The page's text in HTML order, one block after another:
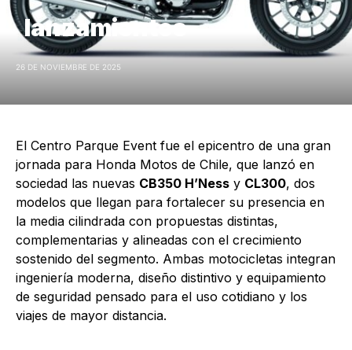
lanzamientos
26 DE NOVIEMBRE DE 2025
El Centro Parque Event fue el epicentro de una gran
jornada para Honda Motos de Chile, que lanzó en
sociedad las nuevas CB350 H’Ness y CL300, dos
modelos que llegan para fortalecer su presencia en
la media cilindrada con propuestas distintas,
complementarias y alineadas con el crecimiento
sostenido del segmento. Ambas motocicletas integran
ingeniería moderna, diseño distintivo y equipamiento
de seguridad pensado para el uso cotidiano y los
viajes de mayor distancia.